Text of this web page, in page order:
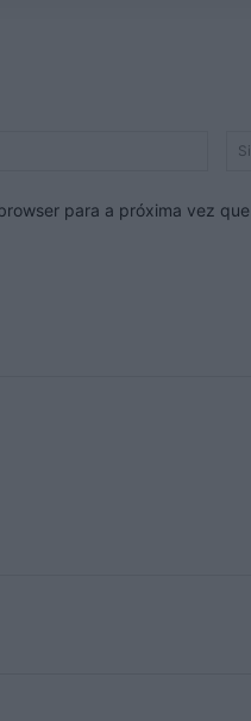
para a próxima vez